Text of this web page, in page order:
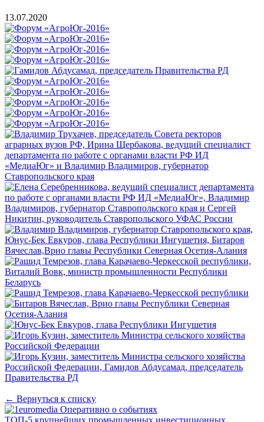
13.07.2020
← Вернуться к списку
ТОП-5 крупнейших промышленных инвестиционных